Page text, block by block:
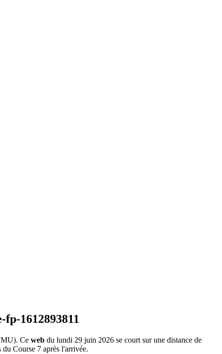
Ce web du lundi 29 juin 2026 se court sur une distance de
Course 7 après l'arrivée.